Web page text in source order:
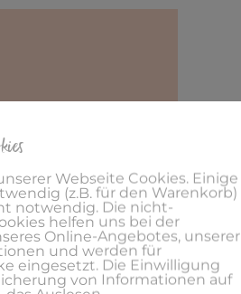
Webseite Cookies. Einige
(z.B. für den Warenkorb)
notwendig. Die nicht-
helfen uns bei der
Online-Angebotes, unserer
und werden für
eingesetzt. Die Einwilligung
von Informationen auf